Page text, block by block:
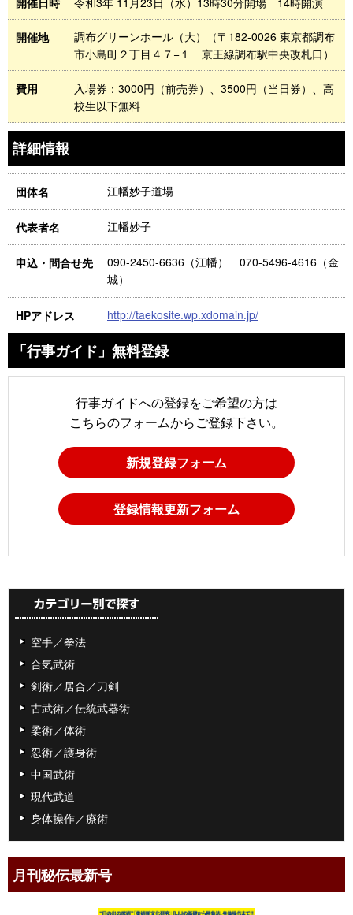
開催地
調布グリーンホール（大）（〒182-0026 東京都調布
市小島町２丁目４７−１ 京王線調布駅中央改札口）
費用
入場券：3000円（前売券）、3500円（当日券）、高
校生以下無料
詳細情報
団体名 江幡妙子道場
代表者名 江幡妙子
申込・問合せ先
090-2450-6636（江幡） 070-5496-4616（金
城）
HPアドレス http://taekosite.wp.xdomain.jp/
「行事ガイド」無料登録
行事ガイドへの登録をご希望の方は
こちらのフォームからご登録下さい。
新規登録フォーム
登録情報更新フォーム
空手／拳法
合気武術
剣術／居合／刀剣
古武術／伝統武器術
柔術／体術
忍術／護身術
中国武術
現代武道
身体操作／療術
月刊秘伝最新号